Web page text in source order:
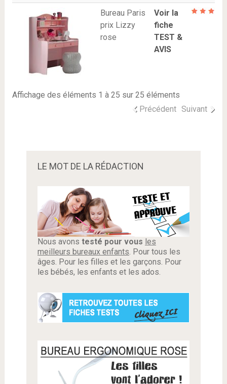
Bureau Paris
prix Lizzy
rose
Voir la
fiche
TEST &
AVIS
Affichage des éléments 1 à 25 sur 25 éléments
Précédent Suivant
LE MOT DE LA RÉDACTION
Nous avons testé pour vous les
meilleurs bureaux enfants. Pour tous les
âges. Pour les filles et les garçons. Pour
les bébés, les enfants et les ados.